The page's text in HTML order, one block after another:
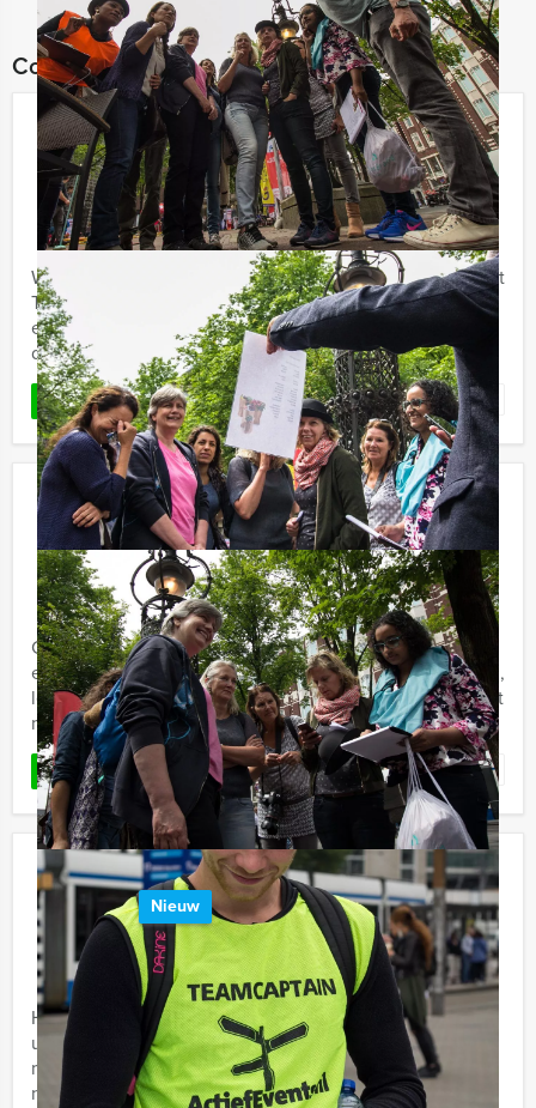
Combineer dit uitje met:
Get The Picture Heerenveen
Vanaf € 22,50 p.p. excl. BTW
Vanaf 12 personen ‐ 2 uur en 30 minuten
Welkom in het centrum van Heerenveen, waar u met Get
The Picture van Holland Tour Guides gaat genieten van
een rijk gevulde stadswandeling - fotospeurtocht. Het is
de ...
LEES MEER Favoriet
Crazy Dinner Nijmegen
Vanaf€ 62,50 p.p. excl. BTW
Vanaf 12 personen ‐ 4 uur en 30 minuten
Crazy Dinner Nijmegen, dat is Crazy88 spelen én lekker
eten, met Holland Tour Guides. Doorgedraaid, spannend,
lekker en komisch! Holland Tour Guides komt nu met het
meest ...
LEES MEER Favoriet
De Grote Voetbalquiz In Eindhoven
Nieuw
Vanaf € 27,50 p.p. excl. BTW
Vanaf 12 personen ‐ 2 uur
Holland Tour Guides heeft nu het meest formidabele
uitje voor voetballiefhebbers. Deze quiz biedt net even
meer dan een standaard voetbalquiz. We hebben er
namelijk ...